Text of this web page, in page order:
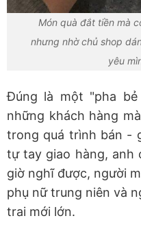
Món quà đắt tiền mà
nhưng nhờ chủ shop
yêu
Đúng là một "pha
những khách hàng
trong quá trình bán -
tự tay giao hàng, anh
giờ nghĩ được, người
phụ nữ trung niên và
trai mới lớn.